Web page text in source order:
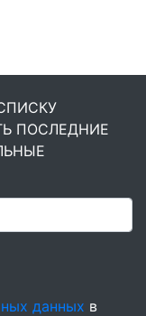
ПОСЛЕДНИЕ
данных в